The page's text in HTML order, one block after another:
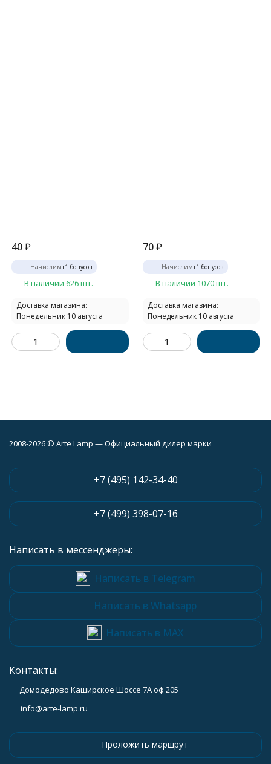
40₽
Начислим+1 бонусов
В наличии 626 шт.
Доставка магазина:
Понедельник 10 августа
70 ₽
Начислим+1 бонусов
В наличии 1070 шт.
Доставка магазина:
Понедельник 10 августа
2008-2026 © Arte Lamp — Официальный дилер марки
+7 (495) 142-34-40
+7 (499) 398-07-16
Написать в мессенджеры:
Написать в Telegram
Написать в Whatsapp
Написать в MAX
Контакты:
Домодедово Каширское Шоссе 7А оф 205
info@arte-lamp.ru
Проложить маршрут